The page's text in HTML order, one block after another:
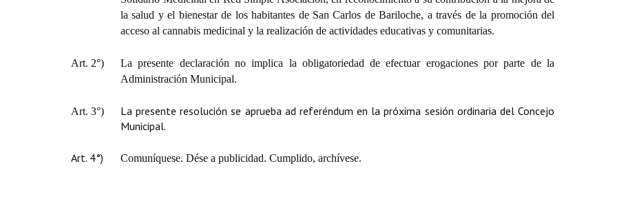
la salud y el bienestar de los habitantes de San Carlos de Bariloche, a través de la promoción del
acceso al cannabis medicinal y la realización de actividades educativas y comunitarias.
Art. 2°)
La presente declaración no implica la obligatoriedad de efectuar erogaciones por parte de la
Administración Municipal.
Art. 3°)
La presente resolución se aprueba ad referéndum en la próxima sesión ordinaria del Concejo
Municipal.
Art. 4°) Comuníquese. Dése a publicidad. Cumplido, archívese.